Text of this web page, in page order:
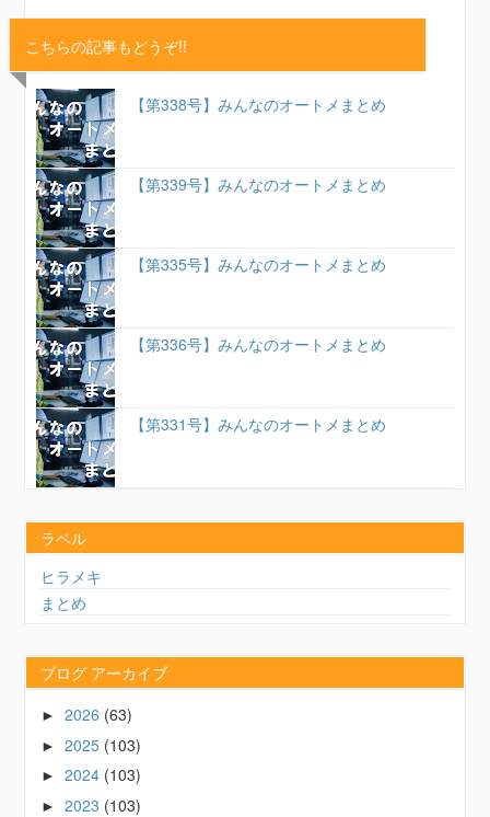
こちらの記事もどうぞ!!
【第338号】みんなのオートメまとめ
【第339号】みんなのオートメまとめ
【第335号】みんなのオートメまとめ
【第336号】みんなのオートメまとめ
【第331号】みんなのオートメまとめ
ラベル
ヒラメキ
まとめ
ブログ アーカイブ
►2026 (63)
►2025 (103)
►2024 (103)
►2023 (103)